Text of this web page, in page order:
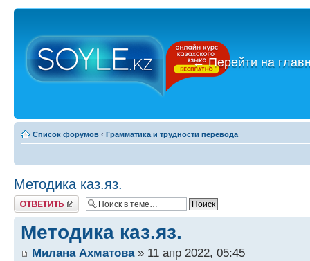
←Перейти на
Список форумов ‹ Грамматика и трудности перевода
Методика каз.яз.
Ответить
Методика каз.яз.
Милана Ахматова» 11 апр 2022, 05:45